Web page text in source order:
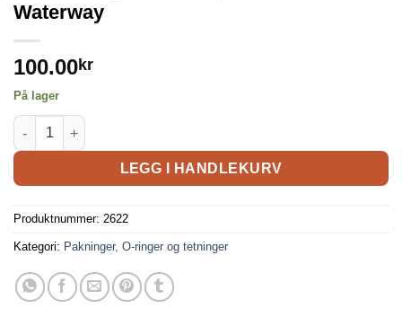
Waterway
100.00kr
På lager
LEGG I HANDLEKURV
Produktnummer: 2622
Kategori: Pakninger, O-ringer og tetninger